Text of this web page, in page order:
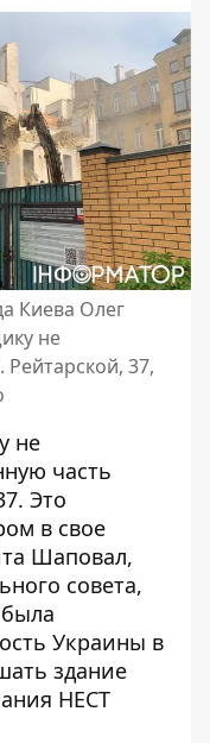
Киева Олег
не
Рейтарской, 37,
не
часть
Это
в свое
Шаповал,
совета,
Украины в
здание
НЕСТ